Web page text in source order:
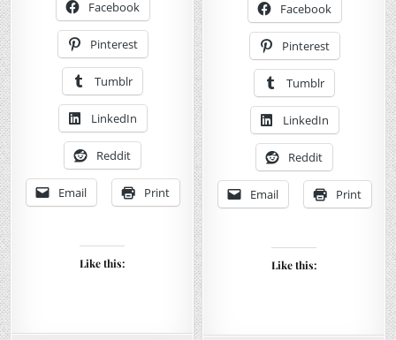
Printed
Sleeve
Shirts
แขน
สก๊อต
ต์
พิมพ์
ลาย
หล่อๆ
Facebook
Pinterest
Tumblr
LinkedIn
Reddit
Email Print
Like this:
Long
Sleeve
Shirts
–
ยู
นิ
โคล่
เสื้อ
เชิ๊ต
แขน
ยาว
พิมพ์
ลาย
ดูดี
ใส่
สบาย
Facebook
Pinterest
Tumblr
LinkedIn
Reddit
Email Print
Like this: